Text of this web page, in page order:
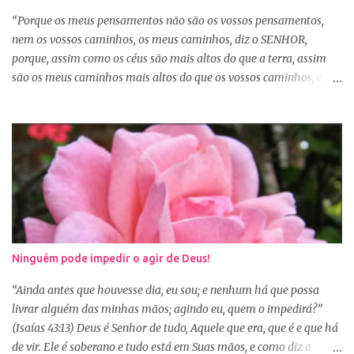
tudo a Deus e fazer a Sua vontade, é a garantia de que tudo dará
certo. Logo pela manhã, consagre s...
“Porque os meus pensamentos não são os vossos pensamentos,
nem os vossos caminhos, os meus caminhos, diz o SENHOR,
porque, assim como os céus são mais altos do que a terra, assim
são os meus caminhos mais altos do que os vossos caminhos, e os
poderemos ser surpreendidos ou decepcionados com a maneira de
Deus agir. Deus não age conforme a ótica humana. Às vezes
pedimos algo a Deus sem saber se é a vontade d’Ele para nossa
vida, claro que podemos pedir, mas a vontade de Deus sempre
prevalecerá. Nem sempre, a nossa vontade é a vontade de Deus,
mas a Palavra nos garante que os caminhos e os pensamentos de
Deus são bem maiores que os nossos, se é assim, fiquemos
tranquilas, pois tudo que vem de Deus é bom. Porém, se Deus
entregar o governo da nossa vida a nós, ou seja, deixar que a nossa
vontade prevaleça, vamos acabar infelizes e frustradas, porque só
Ele sabe o que...
Ninguém pode impedir o agir de Deus!
“Ainda antes que houvesse dia, eu sou; e nenhum há que possa
livrar alguém das minhas mãos; agindo eu, quem o impedirá?”
(Isaías 43:13) Deus é Senhor de tudo, Aquele que era, que é e que há
de vir. Ele é soberano e tudo está em Suas mãos, e como diz a